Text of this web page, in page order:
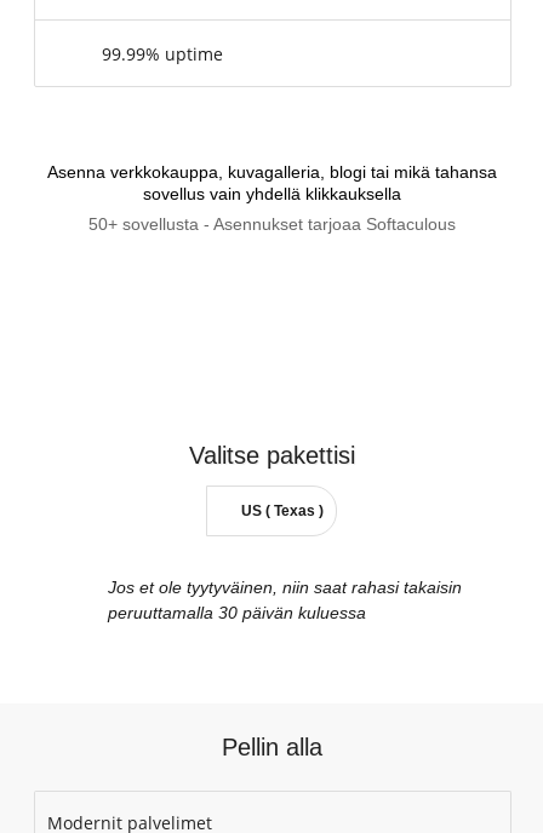
99.99% uptime
Asenna verkkokauppa, kuvagalleria, blogi tai mikä tahansa
sovellus vain yhdellä klikkauksella
50+ sovellusta - Asennukset tarjoaa Softaculous
Valitse pakettisi
US ( Texas )
Jos et ole tyytyväinen, niin saat rahasi takaisin
peruuttamalla 30 päivän kuluessa
Pellin alla
Modernit palvelimet